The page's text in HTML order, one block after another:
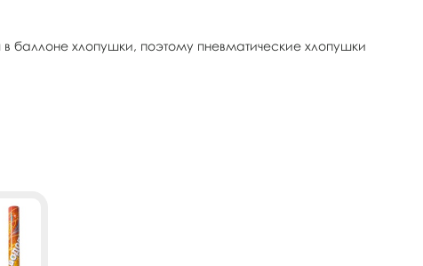
хлопушки, поэтому пневматические хлопушки